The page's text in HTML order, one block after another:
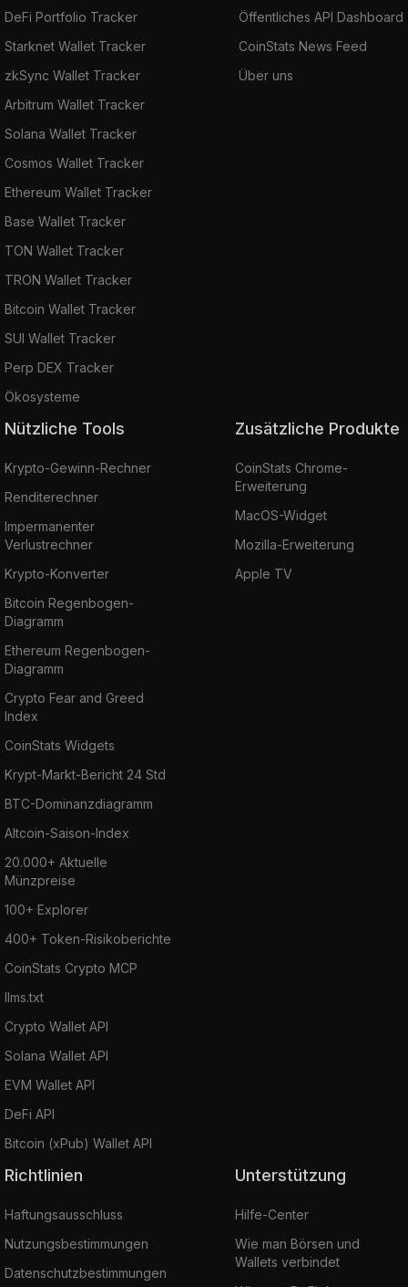
DeFi Portfolio Tracker
Starknet Wallet Tracker
zkSync Wallet Tracker
Arbitrum Wallet Tracker
Solana Wallet Tracker
Cosmos Wallet Tracker
Ethereum Wallet Tracker
Base Wallet Tracker
TON Wallet Tracker
TRON Wallet Tracker
Bitcoin Wallet Tracker
SUI Wallet Tracker
Perp DEX Tracker
Ökosysteme
Öffentliches API Dashboard
CoinStats News Feed
Über uns
Nützliche Tools
Krypto-Gewinn-Rechner
Renditerechner
Impermanenter
Verlustrechner
Krypto-Konverter
Bitcoin Regenbogen-
Diagramm
Ethereum Regenbogen-
Diagramm
Crypto Fear and Greed
Index
CoinStats Widgets
Krypt-Markt-Bericht 24 Std
BTC-Dominanzdiagramm
Altcoin-Saison-Index
20.000+ Aktuelle
Münzpreise
100+ Explorer
400+ Token-Risikoberichte
CoinStats Crypto MCP
llms.txt
Crypto Wallet API
Solana Wallet API
EVM Wallet API
DeFi API
Bitcoin (xPub) Wallet API
Zusätzliche Produkte
CoinStats Chrome-
Erweiterung
MacOS-Widget
Mozilla-Erweiterung
Apple TV
Richtlinien
Haftungsausschluss
Nutzungsbestimmungen
Datenschutzbestimmungen
Unterstützung
Hilfe-Center
Wie man Börsen und
Wallets verbindet